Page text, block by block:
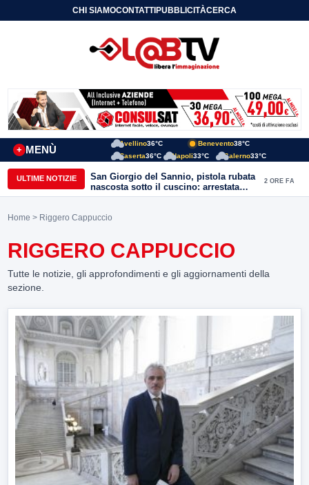
CHI SIAMOCONTATTIPUBBLICITÀCERCA
MENÙ
+
Avellino36°C Benevento38°C
Caserta36°C Napoli33°C Salerno33°C
ULTIME NOTIZIE
San Giorgio del Sannio, pistola rubata
nascosta sotto il cuscino: arrestata
51enne
2 ORE FA
Home > Riggero Cappuccio
RIGGERO CAPPUCCIO
Tutte le notizie, gli approfondimenti e gli aggiornamenti della
sezione.